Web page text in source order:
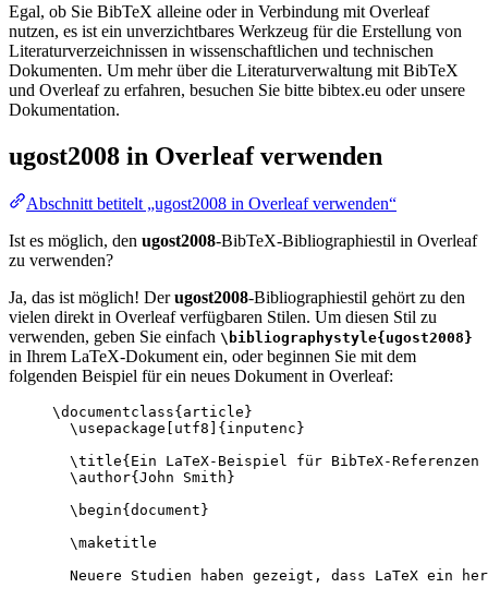
Egal, ob Sie BibTeX alleine oder in Verbindung mit Overleaf
nutzen, es ist ein unverzichtbares Werkzeug für die Erstellung von
Literaturverzeichnissen in wissenschaftlichen und technischen
Dokumenten. Um mehr über die Literaturverwaltung mit BibTeX
und Overleaf zu erfahren, besuchen Sie bitte bibtex.eu oder unsere
Dokumentation.
ugost2008 in Overleaf verwenden
Abschnitt betitelt „ugost2008 in Overleaf verwenden“
Ist es möglich, den ugost2008-BibTeX-Bibliographiestil in Overleaf
zu verwenden?
Ja, das ist möglich! Derugost2008-Bibliographiestil gehört zu den
vielen direkt in Overleaf verfügbaren Stilen. Um diesen Stil zu
verwenden, geben Sie einfach \bibliographystyle{ugost2008}
in Ihrem LaTeX-Dokument ein, oder beginnen Sie mit dem
folgenden Beispiel für ein neues Dokument in Overleaf:
\documentclass{ article }
\usepackage
utf8 ]{ inputenc }
\title{Ein LaTeX-Beispiel für BibTeX-
\author{John Smith}
\begin{ document }
\maketitle
Neuere Studien haben gezeigt, dass LaTeX ein